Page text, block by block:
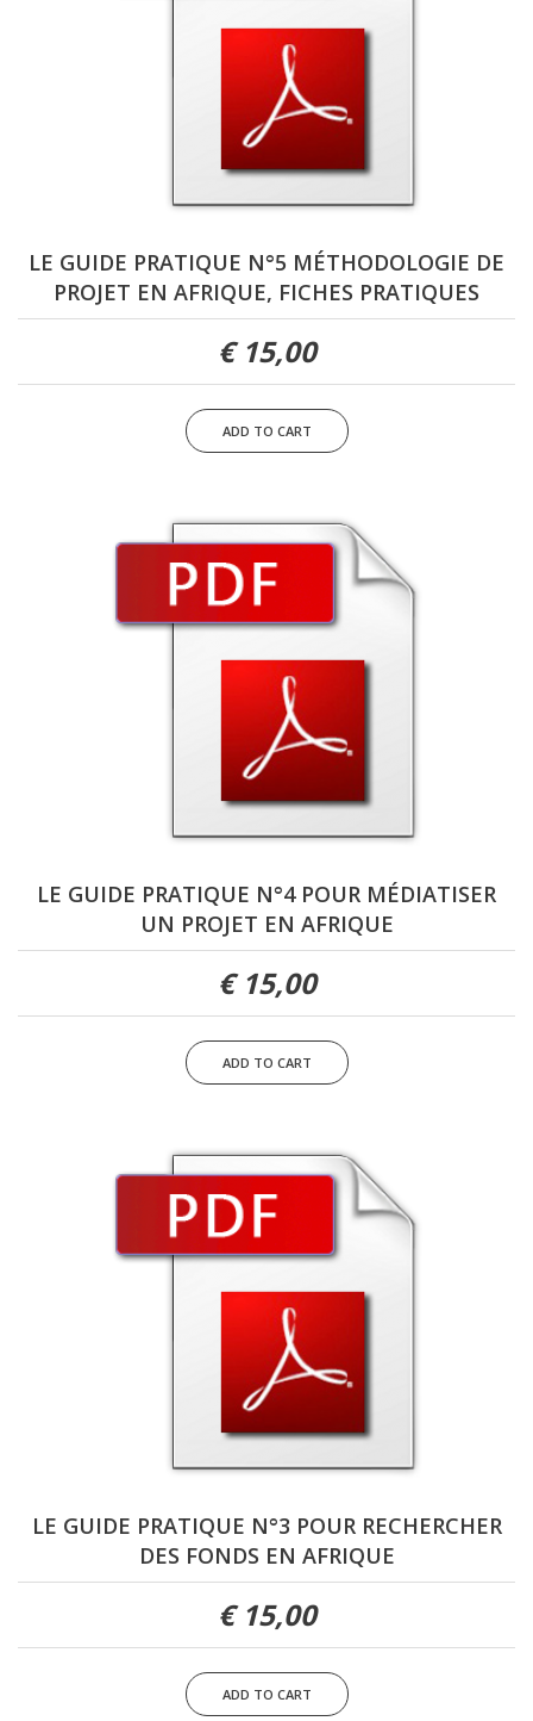
LE GUIDE PRATIQUE N°5 MÉTHODOLOGIE DE
PROJET EN AFRIQUE, FICHES PRATIQUES
15,00 €
LE GUIDE PRATIQUE N°4 POUR MÉDIATISER
UN PROJET EN AFRIQUE
15,00 €
LE GUIDE PRATIQUE N°3 POUR RECHERCHER
DES FONDS EN AFRIQUE
15,00 €